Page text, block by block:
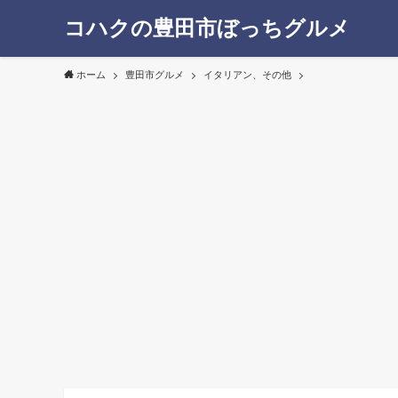
コハクの豊田市ぼっちグルメ
ホーム 豊田市グルメ イタリアン、その他